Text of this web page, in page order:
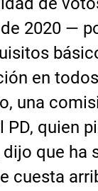
2020 —
en
una
PD, quien
que ha
cuesta